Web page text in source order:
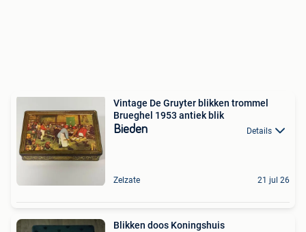
Vintage De Gruyter blikken trommel
Brueghel 1953 antiek blik
Bieden Details
Zelzate 21 jul 26
Blikken doos Koningshuis